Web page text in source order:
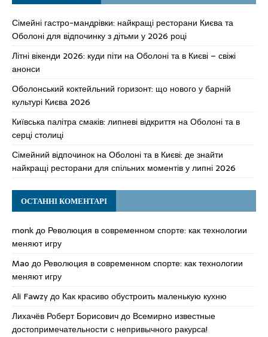
Сімейні гастро-мандрівки: найкращі ресторани Києва та
Оболоні для відпочинку з дітьми у 2026 році
Літні вікенди 2026: куди піти на Оболоні та в Києві – свіжі
анонси
Оболонський коктейльний горизонт: що нового у барній
культурі Києва 2026
Київська палітра смаків: липневі відкриття на Оболоні та в
серці столиці
Сімейний відпочинок на Оболоні та в Києві: де знайти
найкращі ресторани для спільних моментів у липні 2026
ОСТАННІ КОМЕНТАРІ
monkдо Революция в современном спорте: как технологии
меняют игру
Mao до Революция в современном спорте: как технологии
меняют игру
Ali Fawzyдо Как красиво обустроить маленькую кухню
Лихачёв Роберт Борисовичдо Всемирно известные
достопримечательности с непривычного ракурса!